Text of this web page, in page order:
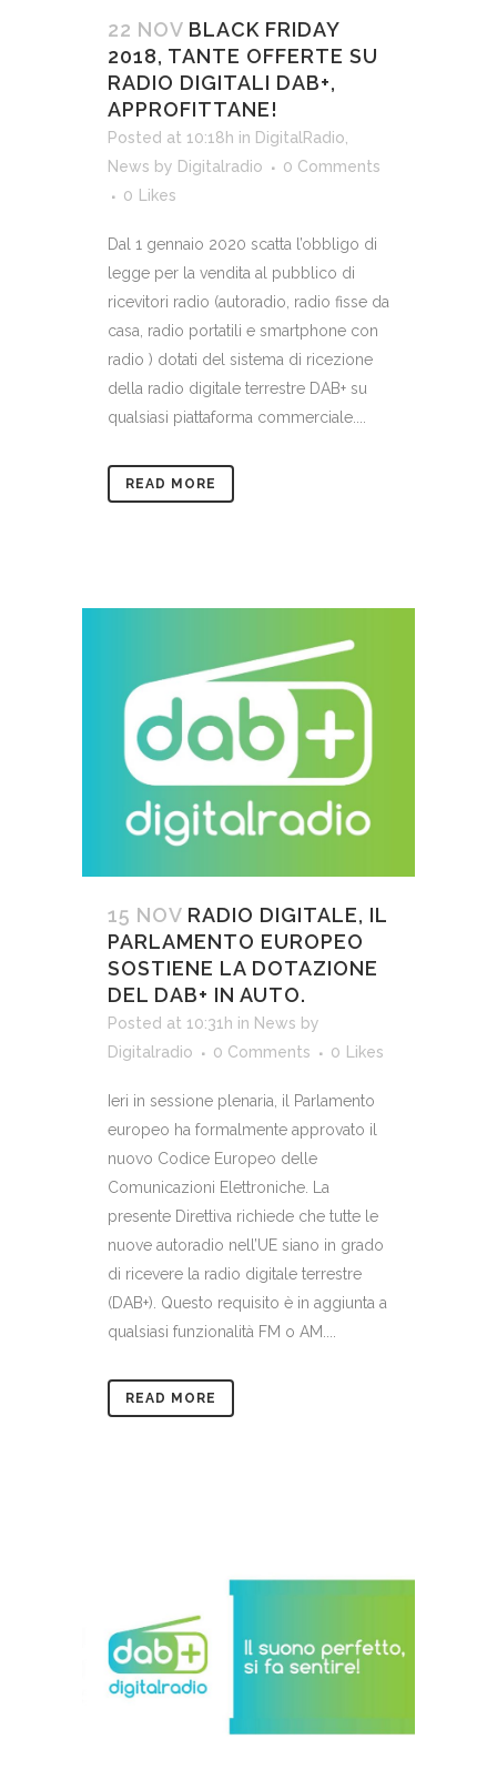
22 NOV BLACK FRIDAY
2018, TANTE OFFERTE SU
RADIO DIGITALI DAB+,
APPROFITTANE!
Posted at 10:18h in DigitalRadio
News by Digitalradio
0 Comments
0
Likes
Dal 1 gennaio 2020 scatta l’obbligo di
legge per la vendita al pubblico di
ricevitori radio (autoradio, radio fisse da
casa, radio portatili e smartphone con
radio ) dotati del sistema di ricezione
della radio digitale terrestre DAB+ su
qualsiasi piattaforma commerciale....
READ MORE
15 NOV RADIO DIGITALE, IL
PARLAMENTO EUROPEO
SOSTIENE LA DOTAZIONE
DEL DAB+ IN AUTO.
Posted at 10:31h in News by
Digitalradio
0 Comments 0 Likes
Ieri in sessione plenaria, il Parlamento
europeo ha formalmente approvato il
nuovo Codice Europeo delle
Comunicazioni Elettroniche. La
presente Direttiva richiede che tutte le
nuove autoradio nell’UE siano in grado
di ricevere la radio digitale terrestre
(DAB+). Questo requisito è in aggiunta a
qualsiasi funzionalità FM o AM....
READ MORE